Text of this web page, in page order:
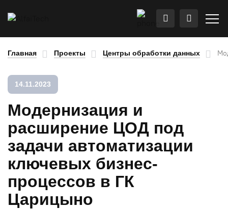
Главная Проекты Центры обработки данных
14.11.2023
Модернизация и
расширение ЦОД под
задачи автоматизации
ключевых бизнес-
процессов в ГК
Царицыно